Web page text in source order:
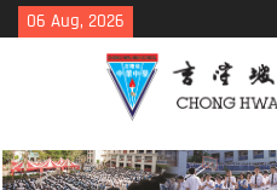
Skip
to
06 Aug, 2026